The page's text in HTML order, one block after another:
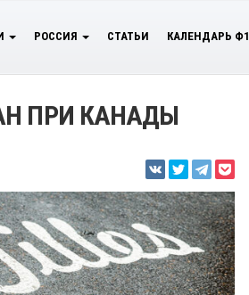
РОССИЯ СТАТЬИ КАЛЕНДАРЬ Ф1
ПРИ КАНАДЫ